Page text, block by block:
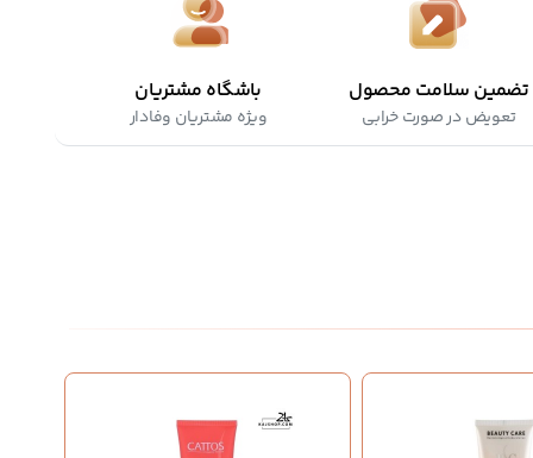
تضمین سلامت محصول
تعویض در صورت خرابی
باشگاه مشتریان
ویژه مشتریان وفادار